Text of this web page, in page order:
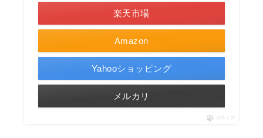
Amazon
楽天市場
Yahooショッピング
メルカリ
ポチップ